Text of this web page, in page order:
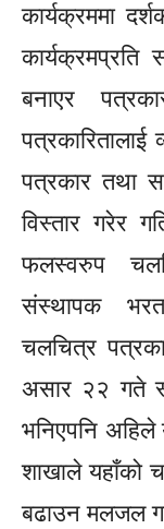
कार्यक्रममा
बनाएर
पत्रकार तथा
विस्तार गरेर
फलस्वरुप
संस्थापक
चलचित्र
असार २२ गते
भनिएपनि अहिले
शाखाले यहाँको
बढाउन मलजल